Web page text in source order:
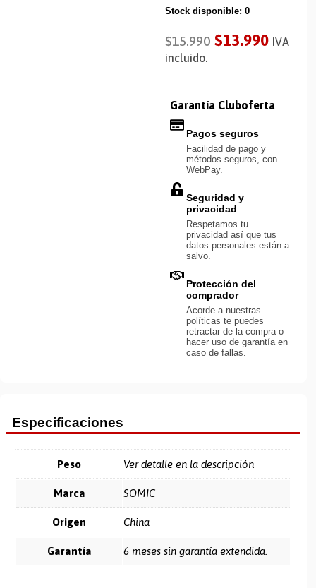
Stock disponible: 0
$15.990 $13.990 IVA
incluido.
Garantía Cluboferta
Pagos seguros
Facilidad de pago y
métodos seguros, con
WebPay.
Seguridad y
privacidad
Respetamos tu
privacidad así que tus
datos personales están a
salvo.
Protección del
comprador
Acorde a nuestras
políticas te puedes
retractar de la compra o
hacer uso de garantía en
caso de fallas.
Especificaciones
Peso Ver detalle en la descripción
Marca SOMIC
Origen China
Garantía 6 meses sin garantía extendida.